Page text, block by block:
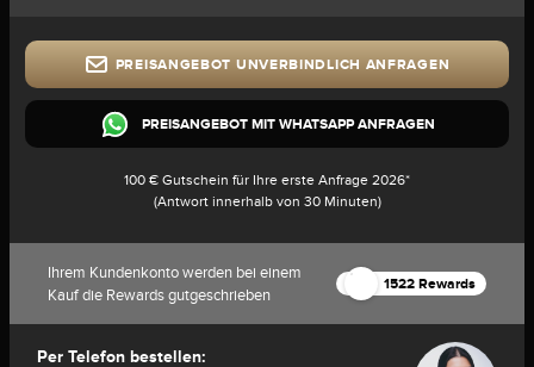
PREISANGEBOT UNVERBINDLICH ANFRAGEN
PREISANGEBOT MIT WHATSAPP ANFRAGEN
100 € Gutschein für Ihre erste Anfrage 2026*
(Antwort innerhalb von 30 Minuten)
Ihrem Kundenkonto werden bei einem
Kauf die Rewards gutgeschrieben
1522 Rewards
Per Telefon bestellen: